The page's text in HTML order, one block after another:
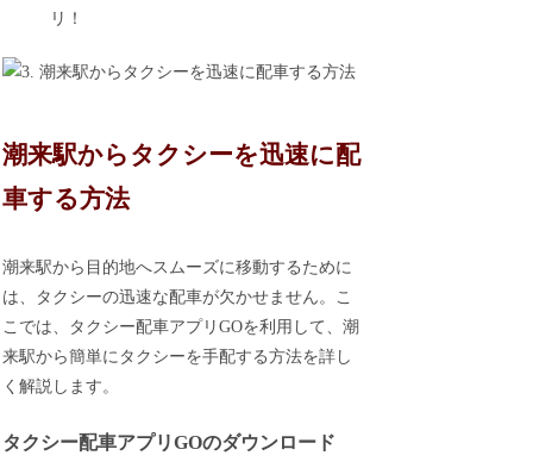
リ！
潮来駅からタクシーを迅速に配
車する方法
潮来駅から目的地へスムーズに移動するために
は、タクシーの迅速な配車が欠かせません。こ
こでは、タクシー配車アプリGOを利用して、潮
来駅から簡単にタクシーを手配する方法を詳し
く解説します。
タクシー配車アプリGOのダウンロード